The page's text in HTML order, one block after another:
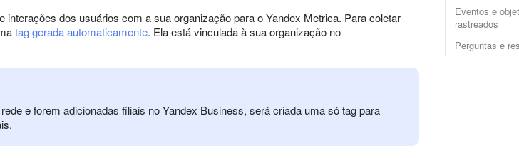
Eventos e
rastreados
Perguntas e
dos usuários com a sua organização para o Yandex Metrica. Para coletar
tag gerada automaticamente. Ela está vinculada à sua organização no
e forem adicionadas filiais no Yandex Business, será criada uma só tag para